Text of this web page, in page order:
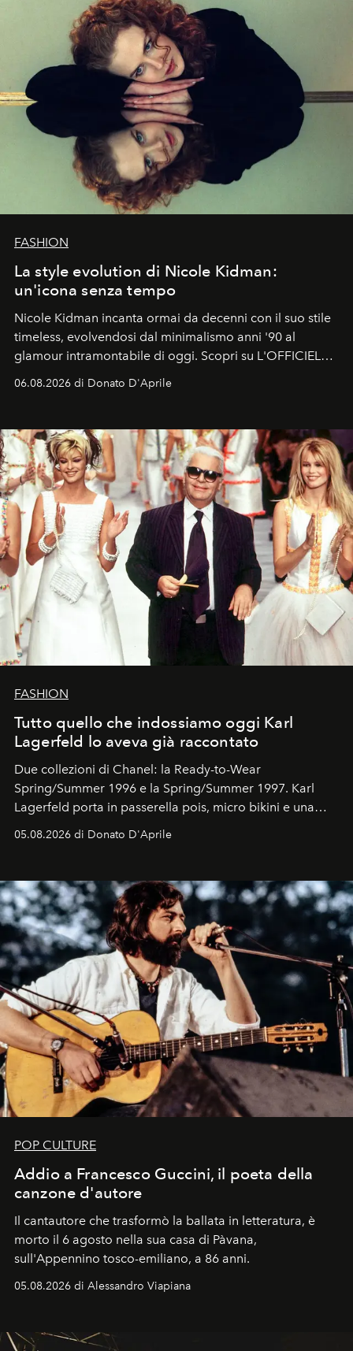
FASHION
La style evolution di Nicole Kidman:
un'icona senza tempo
Nicole Kidman incanta ormai da decenni con il suo stile
timeless, evolvendosi dal minimalismo anni '90 al
glamour intramontabile di oggi. Scopri su L'OFFICIEL
Italia la sua style evolution.
06.08.2026 di Donato D'Aprile
FASHION
Tutto quello che indossiamo oggi Karl
Lagerfeld lo aveva già raccontato
Due collezioni di Chanel: la Ready-to-Wear
Spring/Summer 1996 e la Spring/Summer 1997. Karl
Lagerfeld porta in passerella pois, micro bikini e una
logomania pensata per la spiaggia
Kate, Claudia e Carla una dietro l'altra. Trent'anni dopo,
uno dei documenti più contemporanei che abbiamo.
05.08.2026 di Donato D'Aprile
POP CULTURE
Addio a Francesco Guccini, il poeta della
canzone d'autore
Il cantautore che trasformò la ballata in letteratura, è
morto il 6 agosto nella sua casa di Pàvana,
sull'Appennino tosco-emiliano, a 86 anni.
05.08.2026 di Alessandro Viapiana